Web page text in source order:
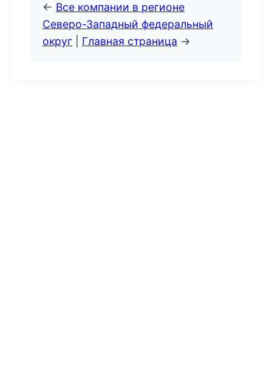
← Все компании в регионе
Северо-Западный федеральный
округ
Главная страница →